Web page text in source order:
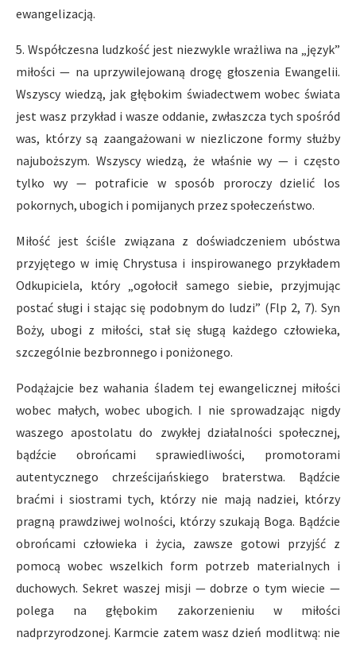
ewangelizacją.
5. Współczesna ludzkość jest niezwykle wrażliwa na „język”
miłości — na uprzywilejowaną drogę głoszenia Ewangelii.
Wszyscy wiedzą, jak głębokim świadectwem wobec świata
jest wasz przykład i wasze oddanie, zwłaszcza tych spośród
was, którzy są zaangażowani w niezliczone formy służby
najuboższym. Wszyscy wiedzą, że właśnie wy — i często
tylko wy — potraficie w sposób proroczy dzielić los
pokornych, ubogich i pomijanych przez społeczeństwo.
Miłość jest ściśle związana z doświadczeniem ubóstwa
przyjętego w imię Chrystusa i inspirowanego przykładem
Odkupiciela, który „ogołocił samego siebie, przyjmując
postać sługi i stając się podobnym do ludzi” (Flp 2, 7). Syn
Boży, ubogi z miłości, stał się sługą każdego człowieka,
szczególnie bezbronnego i poniżonego.
Podążajcie bez wahania śladem tej ewangelicznej miłości
wobec małych, wobec ubogich. I nie sprowadzając nigdy
waszego apostolatu do zwykłej działalności społecznej,
bądźcie obrońcami sprawiedliwości, promotorami
autentycznego chrześcijańskiego braterstwa. Bądźcie
braćmi i siostrami tych, którzy nie mają nadziei, którzy
pragną prawdziwej wolności, którzy szukają Boga. Bądźcie
obrońcami człowieka i życia, zawsze gotowi przyjść z
pomocą wobec wszelkich form potrzeb materialnych i
duchowych. Sekret waszej misji — dobrze o tym wiecie —
polega na głębokim zakorzenieniu w miłości
nadprzyrodzonej. Karmcie zatem wasz dzień modlitwą: nie